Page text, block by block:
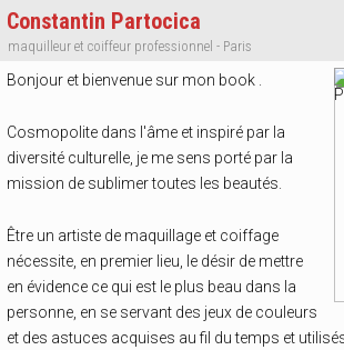
Constantin Partocica
maquilleur et coiffeur professionnel - Paris
Bonjour et bienvenue sur mon book .
Cosmopolite dans l'âme et inspiré par la
diversité culturelle, je me sens porté par la
mission de sublimer toutes les beautés.
Être un artiste de maquillage et coiffage
nécessite, en premier lieu, le désir de mettre
en évidence ce qui est le plus beau dans la
personne, en se servant des jeux de couleurs
et des astuces acquises au fil du temps et